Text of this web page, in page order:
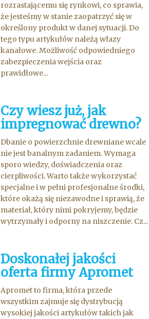
rozrastającemu się rynkowi, co sprawia,
że jesteśmy w stanie zaopatrzyć się w
określony produkt w danej sytuacji. Do
tego typu artykułów należą włazy
kanałowe. Możliwość odpowiedniego
zabezpieczenia wejścia oraz
prawidłowe...
Czy wiesz już, jak
impregnować drewno?
Dbanie o powierzchnie drewniane wcale
nie jest banalnym zadaniem. Wymaga
sporo wiedzy, doświadczenia oraz
cierpliwości. Warto także wykorzystać
specjalne i w pełni profesjonalne środki,
które okażą się niezawodne i sprawią, że
materiał, który nimi pokryjemy, będzie
wytrzymały i odporny na niszczenie. Cz...
Doskonałej jakości
oferta firmy Apromet
Apromet to firma, która przede
wszystkim zajmuje się dystrybucją
wysokiej jakości artykułów takich jak